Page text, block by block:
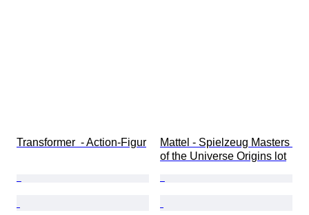
Transformer  - Action-Figur
Mattel - Spielzeug Masters
of the Universe Origins lot